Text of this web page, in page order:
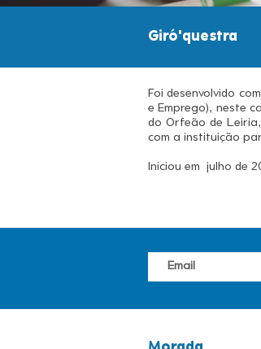
Giró'questra
Foi desenvolvido
e Emprego), neste
do Orfeão de
com a instituição
Iniciou em julho de